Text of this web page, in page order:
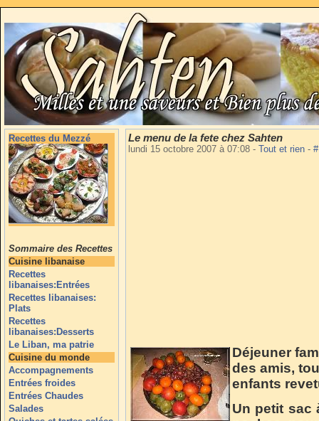
Recettes du Mezzé
Sommaire des Recettes
Cuisine libanaise
Recettes
libanaises:Entrées
Recettes libanaises:
Plats
Recettes
libanaises:Desserts
Le Liban, ma patrie
Cuisine du monde
Accompagnements
Entrées froides
Entrées Chaudes
Salades
Le menu de la fete chez Sahten
lundi 15 octobre 2007 à 07:08 - Tout et rien -
Déjeuner
des amis,
enfants
Un petit sac